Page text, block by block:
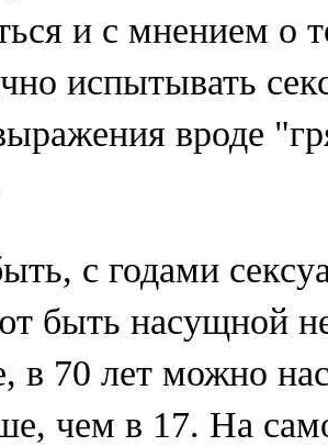
и с мнением
испытывать
вроде
с годами
быть насущной
в 70 лет можно
чем в 17. На